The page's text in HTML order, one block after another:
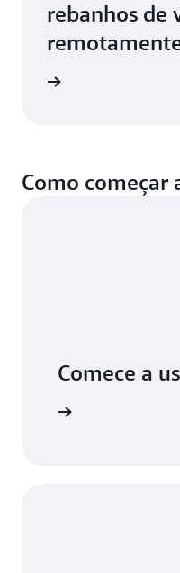
rebanhos de
Como começar
Comece a